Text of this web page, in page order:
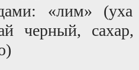
«лим»
черный,